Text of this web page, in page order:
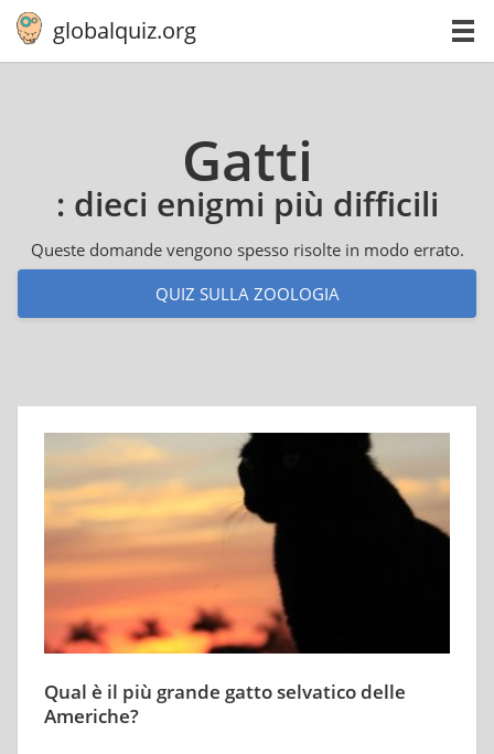
globalquiz.org
Gatti
: dieci enigmi più difficili
Queste domande vengono spesso risolte in modo errato.
QUIZ SULLA ZOOLOGIA
Qual è il più grande gatto selvatico delle
Americhe?